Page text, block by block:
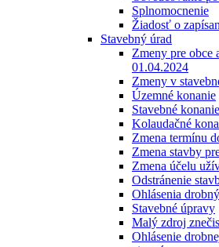
Splnomocnenie
Žiadosť o
Stavebný úrad
Zmeny pre obce
01.04.2024
Zmeny v
Územné konanie
Stavebné konanie
Kolaudačné
Zmena termínu
Zmena stavby
Zmena účelu
Odstránenie
Ohlásenia
Stavebné úpravy
Malý zdroj
Ohlásenie